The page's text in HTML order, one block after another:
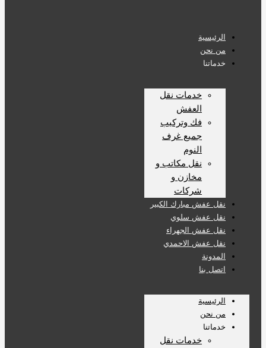
الرئيسية
من نحن
خدماتنا
خدمات نقل
العفش
فك وتركيب
جميع غرف
النوم
نقل مكاتب و
مخازن و
شركات
نقل عفش مبارك الكبير
نقل عفش سلوي
نقل عفش الجهراء
نقل عفش الاحمدي
المدونة
اتصل بنا
الرئيسية
من نحن
خدماتنا
خدمات نقل